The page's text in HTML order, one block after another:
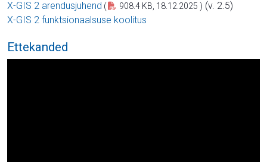
X-GIS 2 arendusjuhend ( 908.4 KB, 18.12.2025 ) (v. 2.5)
X-GIS 2 funktsionaalsuse koolitus
Ettekanded